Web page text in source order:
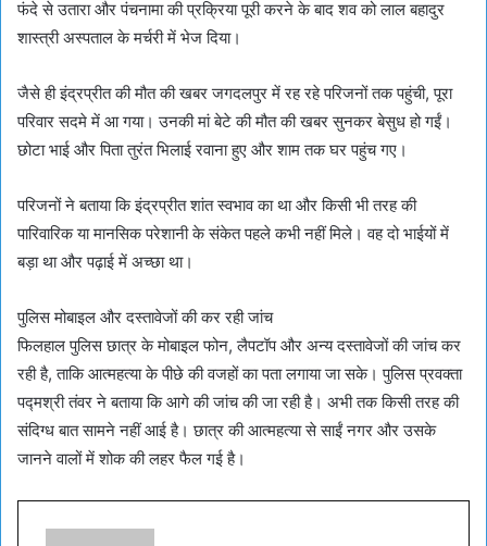
फंदे से उतारा और पंचनामा की प्रक्रिया पूरी करने के बाद शव को लाल बहादुर
शास्त्री अस्पताल के मर्चरी में भेज दिया।
जैसे ही इंद्रप्रीत की मौत की खबर जगदलपुर में रह रहे परिजनों तक पहुंची, पूरा
परिवार सदमे में आ गया। उनकी मां बेटे की मौत की खबर सुनकर बेसुध हो गईं।
छोटा भाई और पिता तुरंत भिलाई रवाना हुए और शाम तक घर पहुंच गए।
परिजनों ने बताया कि इंद्रप्रीत शांत स्वभाव का था और किसी भी तरह की
पारिवारिक या मानसिक परेशानी के संकेत पहले कभी नहीं मिले। वह दो भाईयों में
बड़ा था और पढ़ाई में अच्छा था।
पुलिस मोबाइल और दस्तावेजों की कर रही जांच
फिलहाल पुलिस छात्र के मोबाइल फोन, लैपटॉप और अन्य दस्तावेजों की जांच कर
रही है, ताकि आत्महत्या के पीछे की वजहों का पता लगाया जा सके। पुलिस प्रवक्ता
पद्मश्री तंवर ने बताया कि आगे की जांच की जा रही है। अभी तक किसी तरह की
संदिग्ध बात सामने नहीं आई है। छात्र की आत्महत्या से साईं नगर और उसके
जानने वालों में शोक की लहर फैल गई है।